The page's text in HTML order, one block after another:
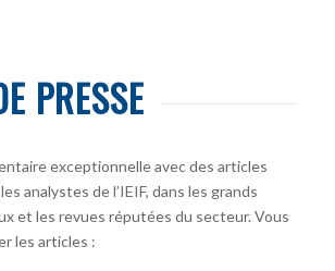
PRESSE
exceptionnelle avec des articles
analystes de l’IEIF, dans les grands
et les revues réputées du secteur. Vous
les articles :